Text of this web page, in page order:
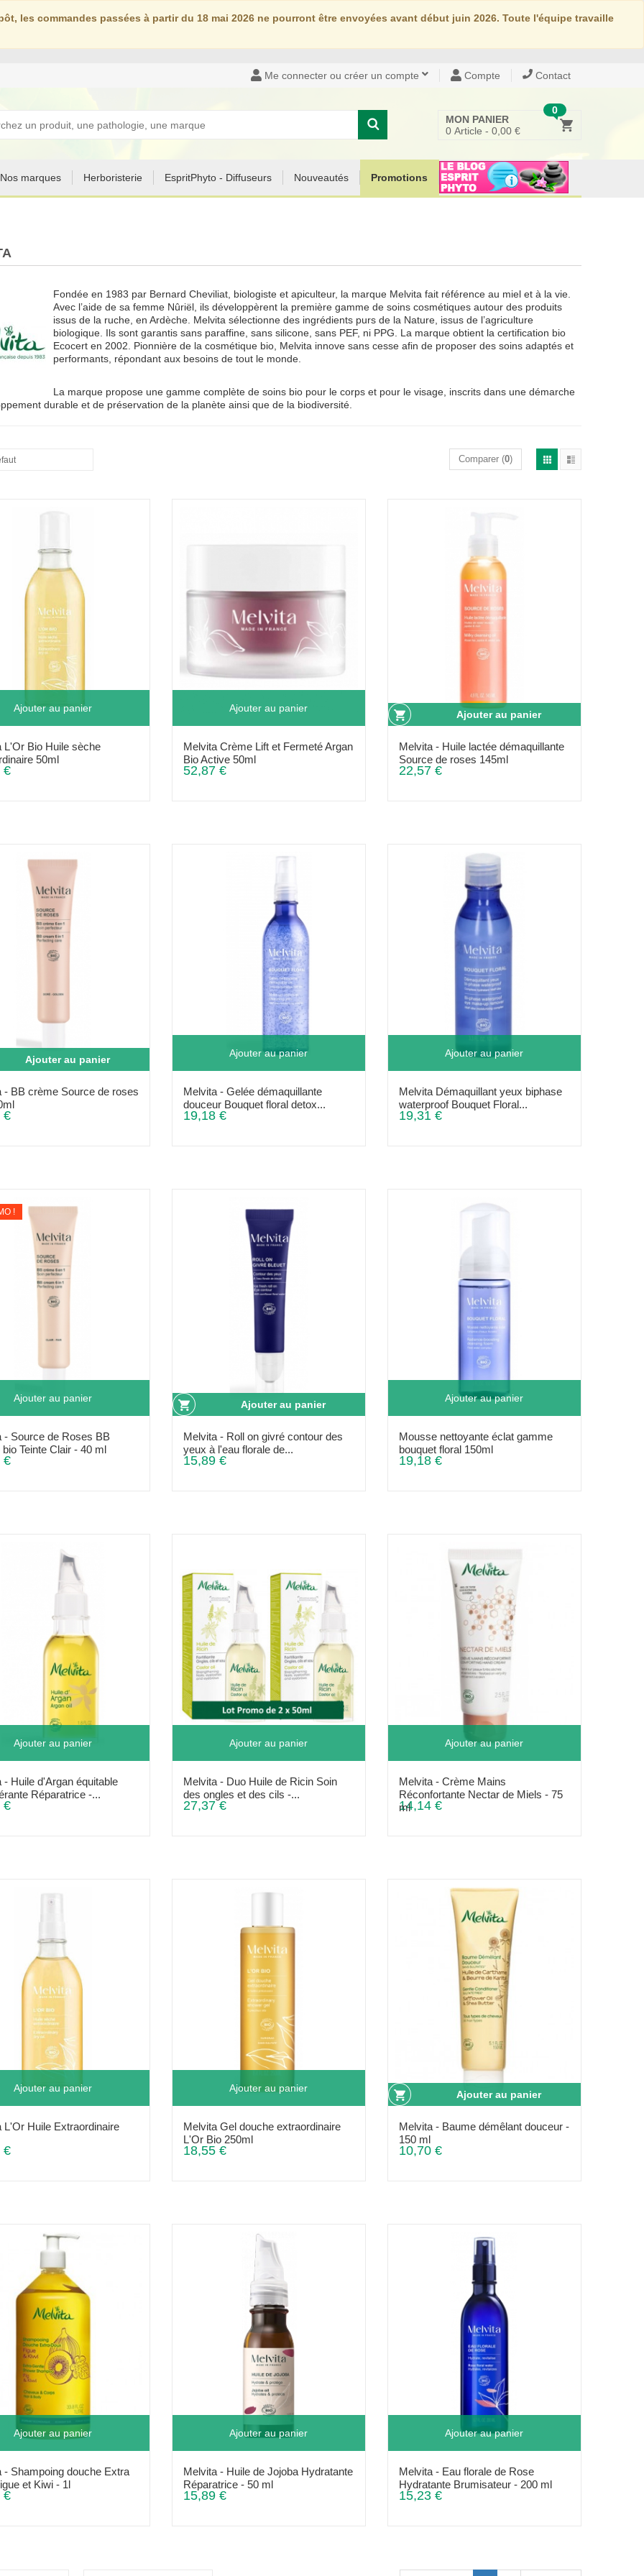
les commandes passées à partir du 18 mai 2026 ne pourront être envoyées avant début juin 2026. Toute l'équipe travaille
Me connecter ou créer un compte Compte Contact
0
MON PANIER
0 Article - 0,00 €
Nos marques Herboristerie EspritPhyto - Diffuseurs Nouveautés Promotions
Fondée en 1983 par Bernard Cheviliat, biologiste et apiculteur, la marque Melvita fait référence au miel et à la vie.
Avec l’aide de sa femme Nûriël, ils développèrent la première gamme de soins cosmétiques autour des produits
issus de la ruche, en Ardèche. Melvita sélectionne des ingrédients purs de la Nature, issus de l’agriculture
biologique. Ils sont garantis sans paraffine, sans silicone, sans PEF, ni PPG. La marque obtient la certification bio
Ecocert en 2002. Pionnière de la cosmétique bio, Melvita innove sans cesse afin de proposer des soins adaptés et
performants, répondant aux besoins de tout le monde.
La marque propose une gamme complète de soins bio pour le corps et pour le visage, inscrits dans une démarche
durable et de préservation de la planète ainsi que de la biodiversité.
Comparer (0)
Ajouter au panier
L'Or Bio Huile sèche
50ml
€
Ajouter au panier
Melvita Crème Lift et Fermeté Argan
Bio Active 50ml
52,87 €
Ajouter au panier
Melvita - Huile lactée démaquillante
Source de roses 145ml
22,57 €
Ajouter au panier
- BB crème Source de roses
€
Ajouter au panier
Melvita - Gelée démaquillante
douceur Bouquet floral detox...
19,18 €
Ajouter au panier
Melvita Démaquillant yeux biphase
waterproof Bouquet Floral...
19,31 €
!
Ajouter au panier
- Source de Roses BB
Teinte Clair - 40 ml
€
Ajouter au panier
Melvita - Roll on givré contour des
yeux à l'eau florale de...
15,89 €
Ajouter au panier
Mousse nettoyante éclat gamme
bouquet floral 150ml
19,18 €
Ajouter au panier
- Huile d'Argan équitable
Réparatrice -...
€
Ajouter au panier
Melvita - Duo Huile de Ricin Soin
des ongles et des cils -...
27,37 €
Ajouter au panier
Melvita - Crème Mains
Réconfortante Nectar de Miels - 75
ml
14,14 €
Ajouter au panier
L'Or Huile Extraordinaire
€
Ajouter au panier
Melvita Gel douche extraordinaire
L'Or Bio 250ml
18,55 €
Ajouter au panier
Melvita - Baume démêlant douceur -
150 ml
10,70 €
Ajouter au panier
- Shampoing douche Extra
et Kiwi - 1l
€
Ajouter au panier
Melvita - Huile de Jojoba Hydratante
Réparatrice - 50 ml
15,89 €
Ajouter au panier
Melvita - Eau florale de Rose
Hydratante Brumisateur - 200 ml
15,23 €